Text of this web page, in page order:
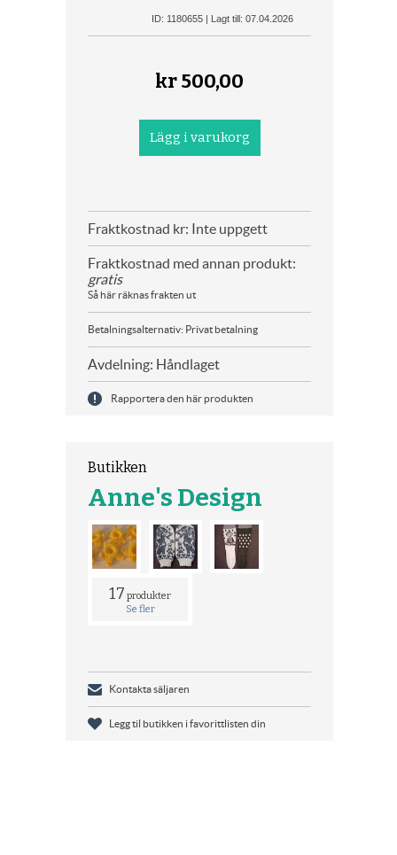
ID: 1180655 | Lagt till: 07.04.2026
kr500,00
Fraktkostnad kr: Inte uppgett
Fraktkostnad med annan produkt:
gratis
Så här räknas frakten ut
Betalningsalternativ: Privat betalning
Avdelning: Håndlaget
Rapportera den här produkten
Butikken
Anne's Design
17 produkter
Se fler
Kontakta säljaren
Legg til butikken i favorittlisten din